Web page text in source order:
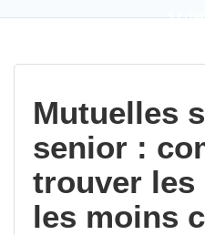
9,2
Mutuelles
senior :
trouver les
les moins